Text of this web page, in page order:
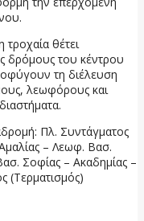
θέτει
δρόμους του κέντρου
τη διέλευση
λεωφόρους και
Πλ. Συντάγματος
– Λεωφ. Βασ.
Σοφίας – Ακαδημίας –
(Τερματισμός)